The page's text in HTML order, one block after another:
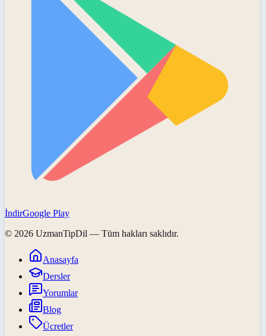
İndirGoogle Play
© 2026 UzmanTipDil — Tüm hakları saklıdır.
Anasayfa
Dersler
Yorumlar
Blog
Ücretler